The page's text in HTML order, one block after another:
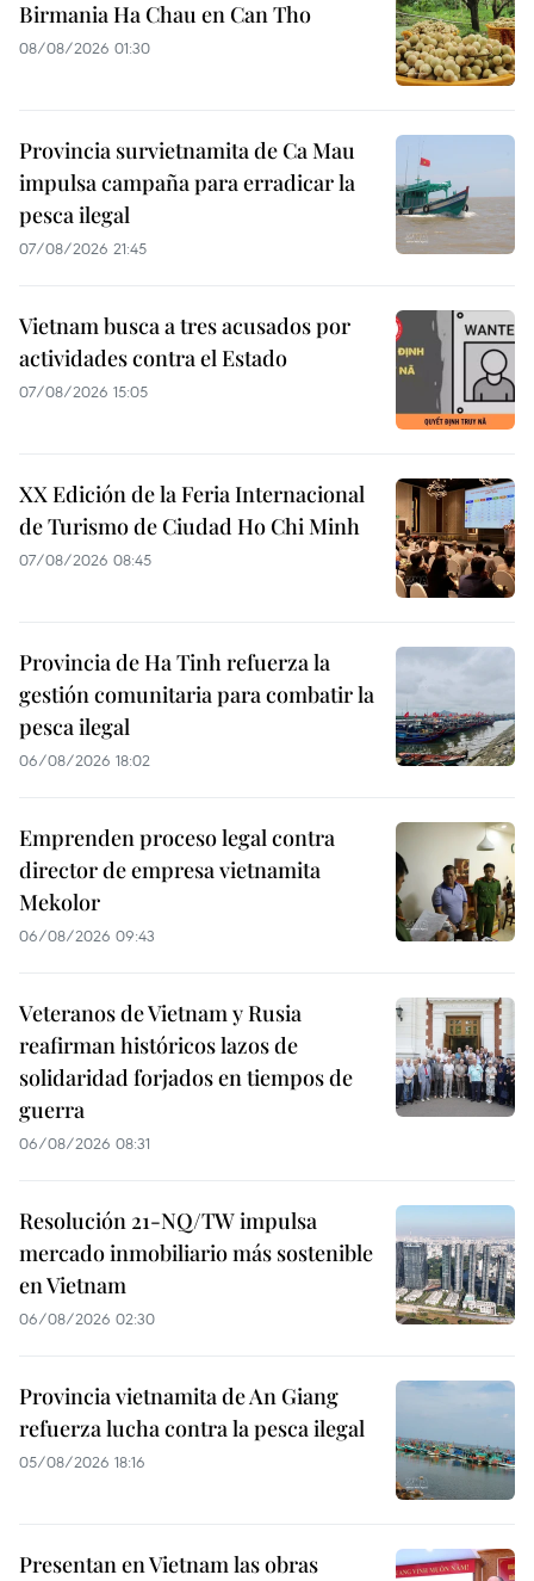
Birmania Ha Chau en Can Tho
08/08/2026 01:30
Provincia survietnamita de Ca Mau
impulsa campaña para erradicar la
pesca ilegal
07/08/2026 21:45
Vietnam busca a tres acusados por
actividades contra el Estado
07/08/2026 15:05
XX Edición de la Feria Internacional
de Turismo de Ciudad Ho Chi Minh
07/08/2026 08:45
Provincia de Ha Tinh refuerza la
gestión comunitaria para combatir la
pesca ilegal
06/08/2026 18:02
Emprenden proceso legal contra
director de empresa vietnamita
Mekolor
06/08/2026 09:43
Veteranos de Vietnam y Rusia
reafirman históricos lazos de
solidaridad forjados en tiempos de
guerra
06/08/2026 08:31
Resolución 21-NQ/TW impulsa
mercado inmobiliario más sostenible
en Vietnam
06/08/2026 02:30
Provincia vietnamita de An Giang
refuerza lucha contra la pesca ilegal
05/08/2026 18:16
Presentan en Vietnam las obras